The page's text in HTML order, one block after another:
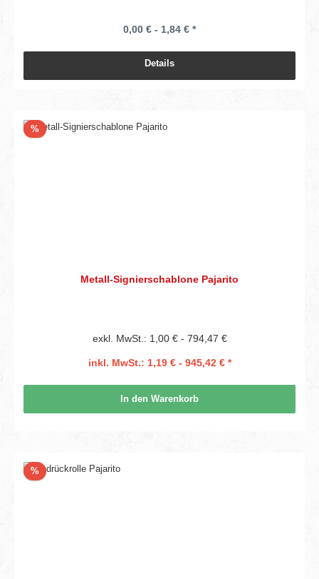
0,00 € - 1,84 € *
Details
%Rabatt
Metall-Signierschablone Pajarito
exkl. MwSt.: 1,00 € - 794,47 €
inkl. MwSt.: 1,19 € - 945,42 € *
In den Warenkorb
%Rabatt